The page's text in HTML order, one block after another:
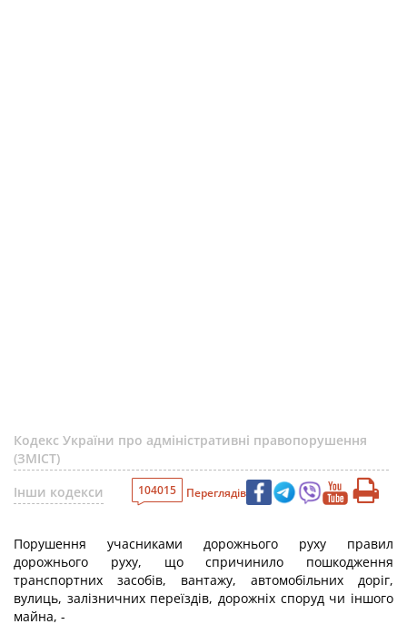
Кодекс України про адміністративні правопорушення
(ЗМІСТ)
Інши кодекси
104015 Переглядів
Порушення учасниками дорожнього руху правил
дорожнього руху, що спричинило пошкодження
транспортних засобів, вантажу, автомобільних доріг,
вулиць, залізничних переїздів, дорожніх споруд чи іншого
майна, -